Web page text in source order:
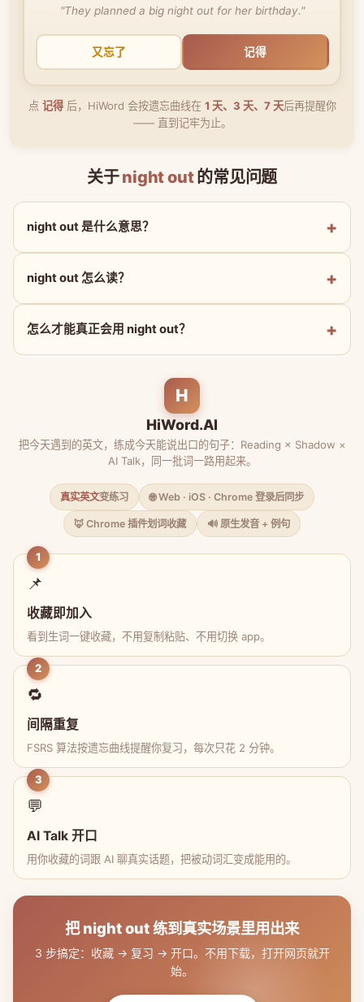
"They planned a big night out for her birthday."
又忘了 记得
点 记得后，HiWord 会按遗忘曲线在 1 天、3 天、7 天后再提醒你
—— 直到记牢为止。
关于night out的常见问题
night out 是什么意思？
night out 怎么读？
怎么才能真正会用 night out？
H
HiWord.AI
把今天遇到的英文，练成今天能说出口的句子：Reading × Shadow ×
AI Talk，同一批词一路用起来。
真实英文变练习 🌐 Web · iOS · Chrome 登录后同步
🦊 Chrome 插件划词收藏 🔊 原生发音 + 例句
1
📌
收藏即加入
看到生词一键收藏，不用复制粘贴、不用切换 app。
2
🔁
间隔重复
FSRS 算法按遗忘曲线提醒你复习，每次只花 2 分钟。
3
💬
AI Talk 开口
用你收藏的词跟 AI 聊真实话题，把被动词汇变成能用的。
把 night out 练到真实场景里用出来
3 步搞定：收藏 → 复习 → 开口。不用下载，打开网页就开
始。